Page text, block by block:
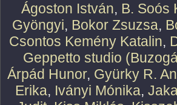
Ágoston István, B. Soós
Gyöngyi, Bokor Zsuzsa,
Csontos Kemény Katalin,
Geppetto studio
Árpád Hunor, Gyürky R.
Erika, Iványi Mónika,